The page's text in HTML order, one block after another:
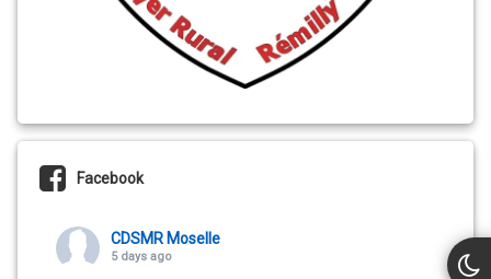
Facebook
CDSMR Moselle
5 days ago